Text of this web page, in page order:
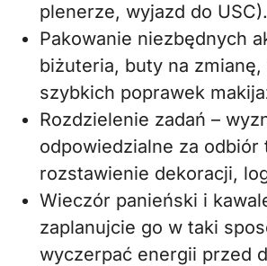
plenerze, wyjazd do USC).
Pakowanie niezbędnych
biżuteria, buty na
szybkich poprawek
Rozdzielenie zadań –
odpowiedzialne za odbiór
rozstawienie dekoracji,
Wieczór panieński i
zaplanujcie go w taki
wyczerpać energii przed